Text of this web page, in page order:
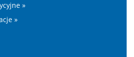
»
»